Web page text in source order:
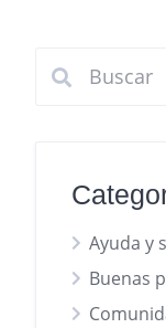
Ayuda y
Buenas